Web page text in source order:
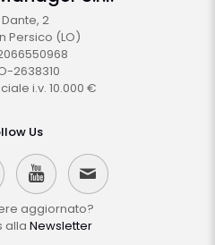
2
Persico (LO)
2638310
i.v. 10.000 €
Us
aggiornato?
alla Newsletter